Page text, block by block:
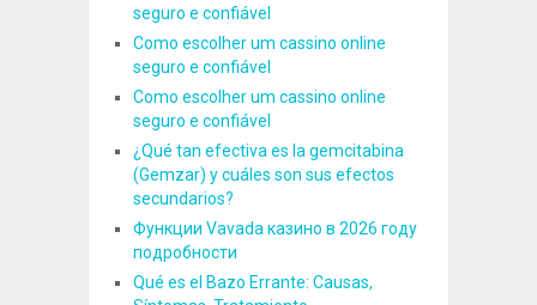
seguro e confiável
Como escolher um cassino online
seguro e confiável
Como escolher um cassino online
seguro e confiável
¿Qué tan efectiva es la gemcitabina
(Gemzar) y cuáles son sus efectos
secundarios?
Функции Vavada казино в 2026 году
подробности
Qué es el Bazo Errante: Causas,